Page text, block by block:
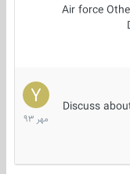
Air force
Discuss
15
مهر
1393